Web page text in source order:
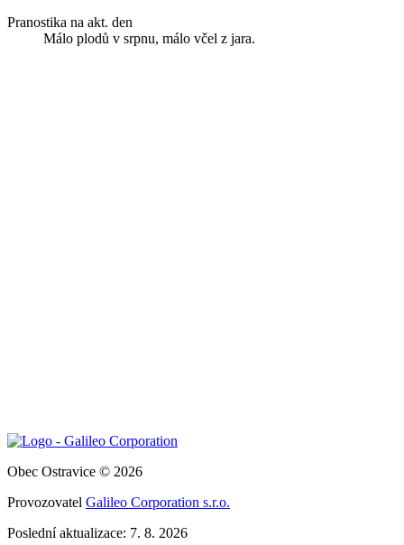
Pranostika na akt. den
Málo plodů v srpnu, málo včel z jara.
Obec Ostravice © 2026
Provozovatel Galileo Corporation s.r.o.
Poslední aktualizace: 7. 8. 2026